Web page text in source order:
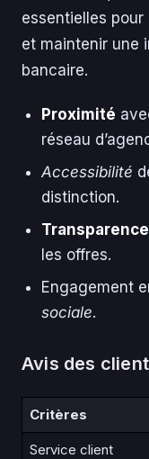
essentielles
et maintenir une
bancaire.
Proximité
réseau
Accessibilité
distinction.
Transparence
les offres.
Engagement
sociale.
Avis des
Critères
Service client